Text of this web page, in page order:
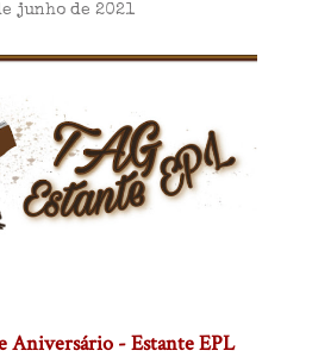
junho de 2021
Aniversário - Estante EPL